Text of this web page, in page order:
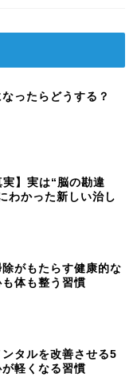
ったらどうする？
実】実は“脳の勘違
わかった新しい治し
除がもたらす健康的な
体も整う習慣
ンタルを改善させる5
軽くなる習慣